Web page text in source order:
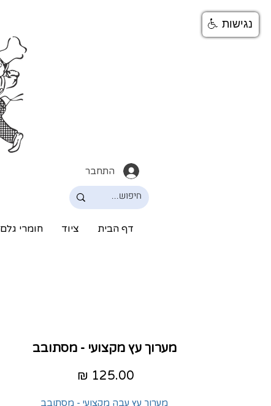
התחבר
דף הבית ציוד חומרי גלם
מערוך עץ מקצועי - מסתובב
מערוך עץ עבה מקצועי - מסתובב
נגישות